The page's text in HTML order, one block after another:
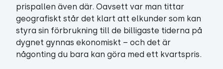
prispallen även där. Oavsett var man tittar
geografiskt står det klart att elkunder som kan
styra sin förbrukning till de billigaste tiderna på
dygnet gynnas ekonomiskt – och det är
någonting du bara kan göra med ett kvartspris.